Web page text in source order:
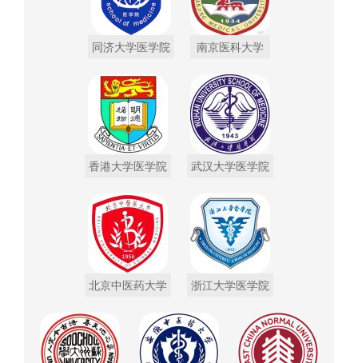
同济大学医学院 南京医科大学
香港大学医学院 武汉大学医学院
北京中医药大学 浙江大学医学院